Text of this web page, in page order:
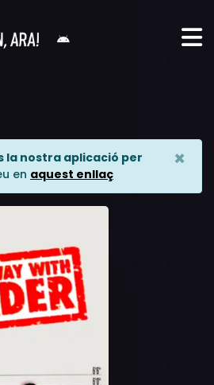
la nostra aplicació per
en aquest enllaç
×